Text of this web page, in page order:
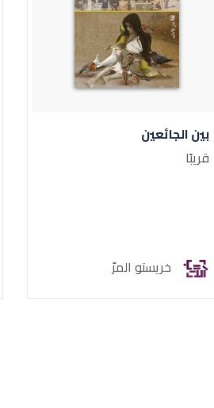
بين الجائعين
قريبًا
خريستو المرّ